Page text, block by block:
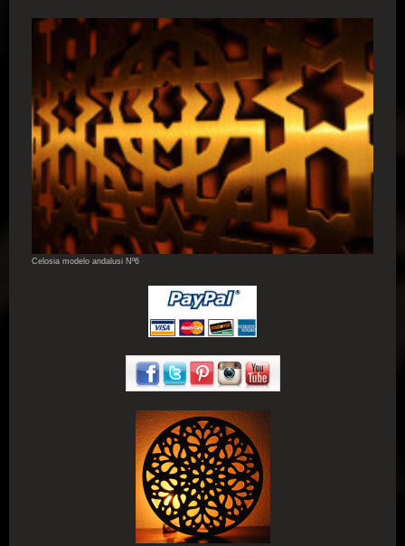
Celosia modelo andalusi Nº6